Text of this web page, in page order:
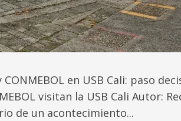
en USB Cali: paso
visitan la USB Cali Autor:
de un acontecimiento...